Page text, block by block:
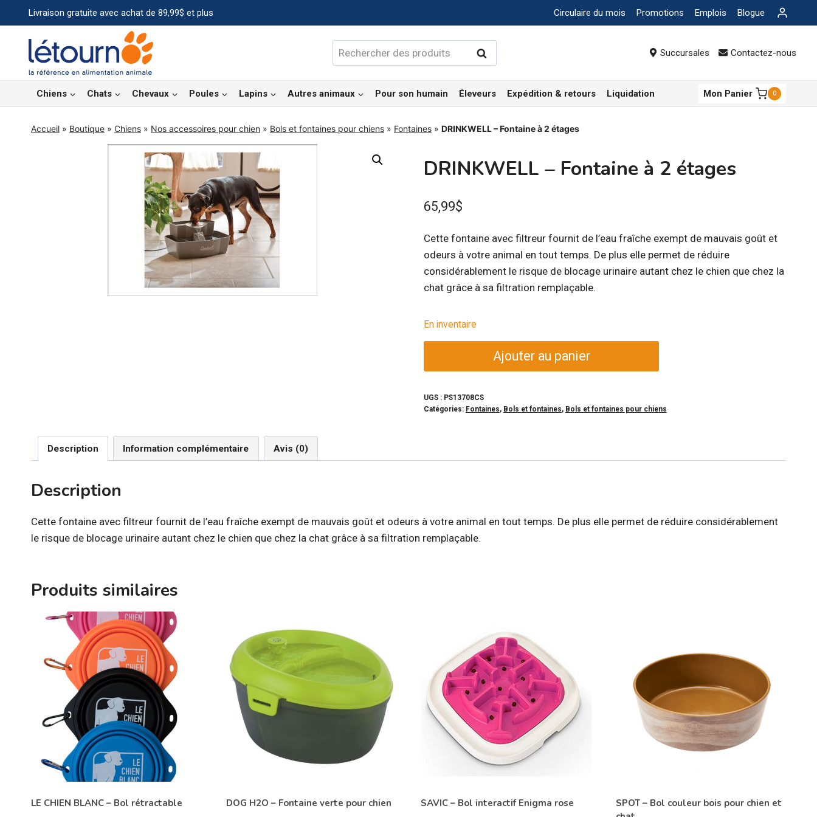
au
contenu
Livraison gratuite avec achat de 89,99$ et plus Circulaire du mois Promotions Emplois Blogue
Rechercher : Rechercher Succursales Contactez-nous
Chiens Chats Chevaux Poules Lapins Autres animaux Pour son humain Éleveurs Expédition & retours Liquidation Mon Panier 0
Accueil » Boutique » Chiens » Nos accessoires pour chien » Bols et fontaines pour chiens » Fontaines » DRINKWELL – Fontaine à 2 étages
DRINKWELL – Fontaine à 2 étages
65,99$
Cette fontaine avec filtreur fournit de l’eau fraîche exempt de mauvais goût et
odeurs à votre animal en tout temps. De plus elle permet de réduire
considérablement le risque de blocage urinaire autant chez le chien que chez la
chat grâce à sa filtration remplaçable.
En inventaire
-
Fontaine
étages
Ajouter au panier
UGS : PS13708CS
Catégories: Fontaines, Bols et fontaines, Bols et fontaines pour chiens
Description Information complémentaire Avis (0)
Description
Cette fontaine avec filtreur fournit de l’eau fraîche exempt de mauvais goût et odeurs à votre animal en tout temps. De plus elle permet de réduire considérablement
le risque de blocage urinaire autant chez le chien que chez la chat grâce à sa filtration remplaçable.
Produits similaires
LE CHIEN BLANC – Bol rétractable DOG H2O – Fontaine verte pour chien SAVIC – Bol interactif Enigma rose
SPOT – Bol couleur bois pour chien et